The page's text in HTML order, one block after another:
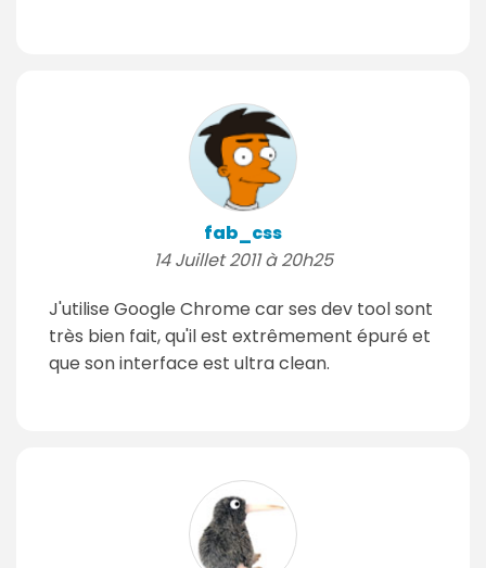
fab_css
14 Juillet 2011 à 20h25
J'utilise Google Chrome car ses dev tool sont
très bien fait, qu'il est extrêmement épuré et
que son interface est ultra clean.